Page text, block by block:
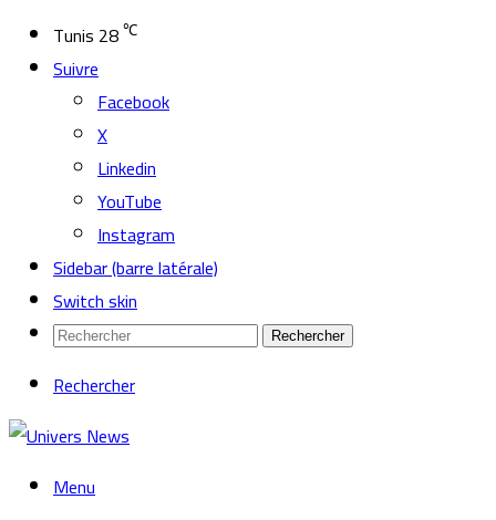
Tunis 28℃
Suivre
Facebook
X
Linkedin
YouTube
Instagram
Sidebar (barre latérale)
Switch skin
Rechercher
Rechercher
Menu